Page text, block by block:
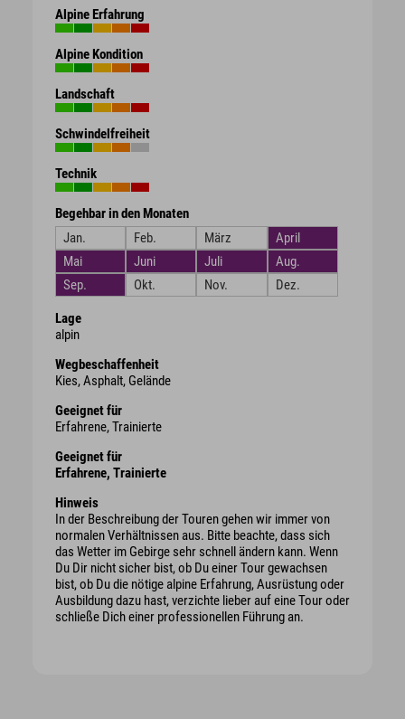
Alpine Erfahrung
Alpine Kondition
Landschaft
Schwindelfreiheit
Technik
Begehbar in den Monaten
Jan.
Feb. März
April
Mai
Juni Juli
Aug.
Sep.
Okt. Nov. Dez.
Lage
alpin
Wegbeschaffenheit
Kies, Asphalt, Gelände
Geeignet für
Erfahrene, Trainierte
Geeignet für
Erfahrene, Trainierte
Hinweis
In der Beschreibung der Touren gehen wir immer von
normalen Verhältnissen aus. Bitte beachte, dass sich
das Wetter im Gebirge sehr schnell ändern kann. Wenn
Du Dir nicht sicher bist, ob Du einer Tour gewachsen
bist, ob Du die nötige alpine Erfahrung, Ausrüstung oder
Ausbildung dazu hast, verzichte lieber auf eine Tour oder
schließe Dich einer professionellen Führung an.